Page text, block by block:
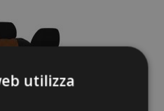
desideri
utilizza